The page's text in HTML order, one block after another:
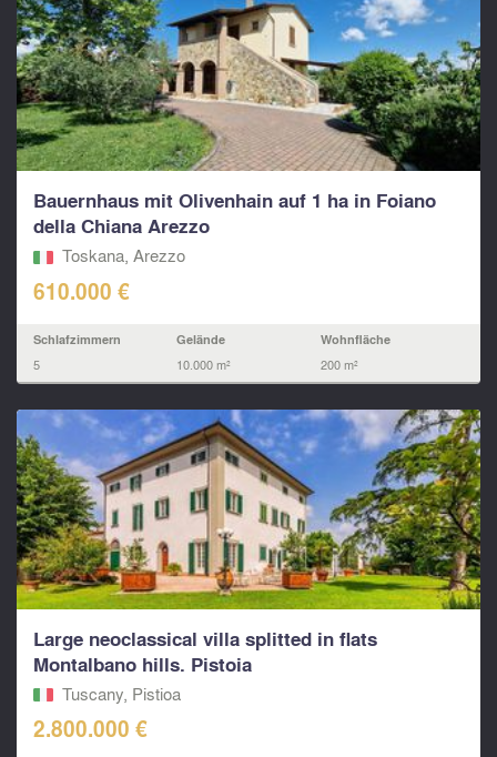
Bauernhaus mit Olivenhain auf 1 ha in Foiano
della Chiana Arezzo
Toskana, Arezzo
610.000 €
Schlafzimmern
5
Gelände
10.000 m²
Wohnfläche
200 m²
Large neoclassical villa splitted in flats
Montalbano hills. Pistoia
Tuscany, Pistioa
2.800.000 €